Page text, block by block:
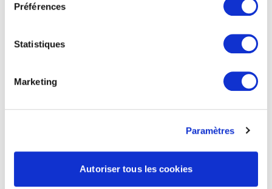
Préférences
Statistiques
Marketing
Paramètres
Autoriser tous les cookies